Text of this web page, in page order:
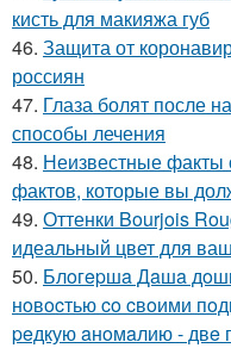
кисть для макияжа губ
46. Защита от
россиян
47. Глаза болят после
способы лечения
48. Неизвестные факты
фактов, которые вы
49. Оттенки Bourjois
идеальный цвет для
50. Блoгepшa Дaшa
нoвocтью co cвoими
peдкую aнoмaлию - двe